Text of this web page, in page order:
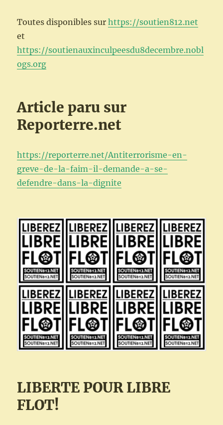
Toutes disponibles surhttps://soutien812.net
et
https://soutienauxinculpeesdu8decembre.nobl
ogs.org
Article paru sur
Reporterre.net
https://reporterre.net/Antiterrorisme-en-
greve-de-la-faim-il-demande-a-se-
defendre-dans-la-dignite
LIBERTE POUR LIBRE
FLOT!